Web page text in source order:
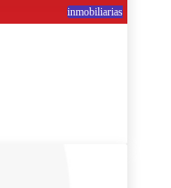
inmobiliarias